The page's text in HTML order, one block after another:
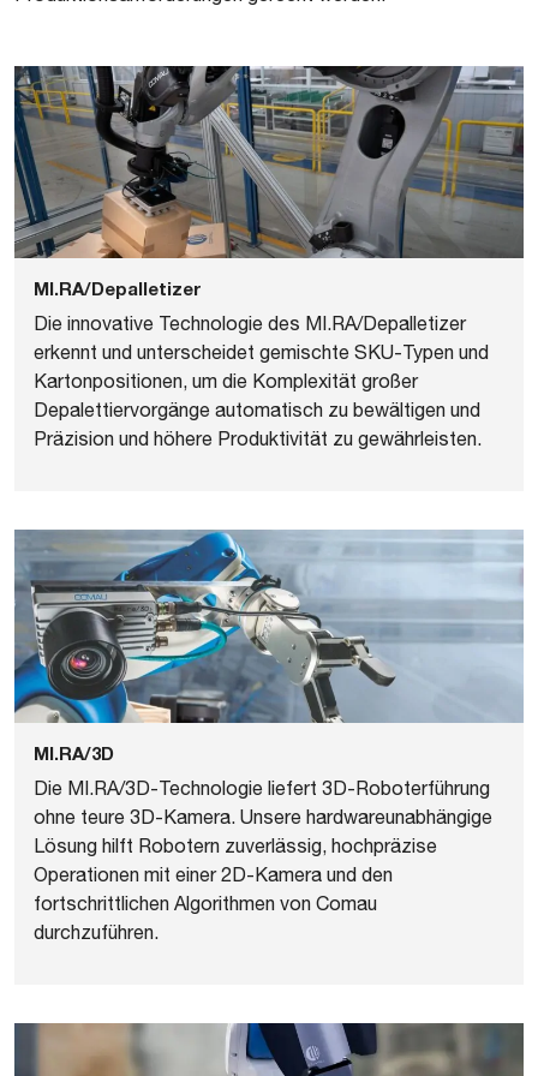
MI.RA/Depalletizer
Die innovative Technologie des MI.RA/Depalletizer
erkennt und unterscheidet gemischte SKU-Typen und
Kartonpositionen, um die Komplexität großer
Depalettiervorgänge automatisch zu bewältigen und
Präzision und höhere Produktivität zu gewährleisten.
MI.RA/3D
Die MI.RA/3D-Technologie liefert 3D-Roboterführung
ohne teure 3D-Kamera. Unsere hardwareunabhängige
Lösung hilft Robotern zuverlässig, hochpräzise
Operationen mit einer 2D-Kamera und den
fortschrittlichen Algorithmen von Comau
durchzuführen.